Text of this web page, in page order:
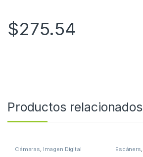
$275.54
Productos relacionados
Cámaras, Imagen Digital Escáners,